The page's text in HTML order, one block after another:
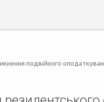
подвійного